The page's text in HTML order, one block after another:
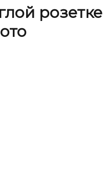
розетке